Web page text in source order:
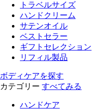
トラベルサイズ
ハンドクリーム
サテンオイル
ベストセラー
ギフトセレクション
リフィル製品
ボディケアを探す
カテゴリー すべてみる
ハンドケア